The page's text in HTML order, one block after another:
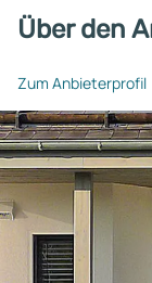
Über den
Zum Anbieterprofil